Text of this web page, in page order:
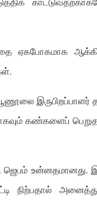
ஏகபோகமாக
இருபிறப்பாளர்
கண்களைப்
ஜெபம் உன்னதமானது.
நிற்பதால்